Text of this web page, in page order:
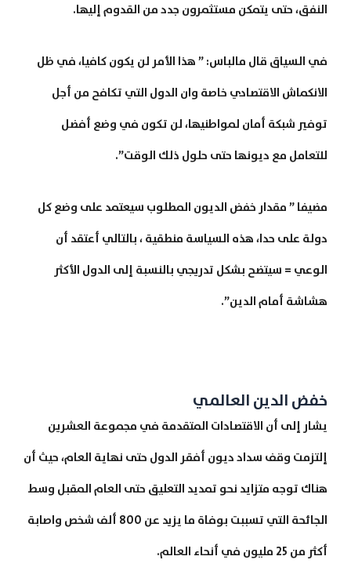
النفق، حتى يتمكن مستثمرون جدد من القدوم إليها.
في السياق قال مالباس: ” هذا الأمر لن يكون كافيا، في ظل
الانكماش الاقتصادي خاصة وان الدول التي تكافح من أجل
توفير شبكة أمان لمواطنيها، لن تكون في وضع أفضل
للتعامل مع ديونها حتى حلول ذلك الوقت”.
مضيفا ” مقدار خفض الديون المطلوب سيعتمد على وضع كل
دولة على حدا، هذه السياسة منطقية ، بالتالي أعتقد أن
الوعي = سيتضح بشكل تدريجي بالنسبة إلى الدول الأكثر
هشاشة أمام الدين”.
خفض الدين العالمي
يشار إلى أن الاقتصادات المتقدمة في مجموعة العشرين
إلتزمت وقف سداد ديون أفقر الدول حتى نهاية العام، حيث أن
هناك توجه متزايد نحو تمديد التعليق حتى العام المقبل وسط
الجائحة التي تسببت بوفاة ما يزيد عن 800 ألف شخص واصابة
أكثر من 25 مليون في أنحاء العالم.